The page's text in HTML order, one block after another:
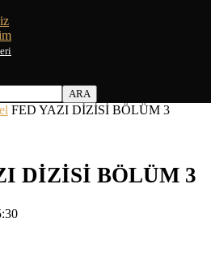
FED YAZI DİZİSİ BÖLÜM 3
DİZİSİ BÖLÜM 3